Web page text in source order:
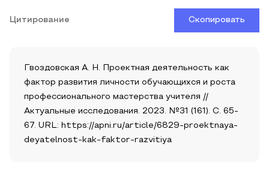
Цитирование Скопировать
Гвоздовская А. Н. Проектная деятельность как
фактор развития личности обучающихся и роста
профессионального мастерства учителя //
Актуальные исследования. 2023. №31 (161). С. 65-
67. URL: https://apni.ru/article/6829-proektnaya-
deyatelnost-kak-faktor-razvitiya